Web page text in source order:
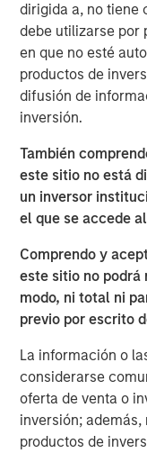
dirigida a, no tiene
debe utilizarse por
en que no esté
productos de
difusión de
inversión.
También
este sitio no está
un inversor
el que se accede
Comprendo y
este sitio no
modo, ni total ni
previo por escrito
La información o
considerarse
oferta de venta o
inversión;
productos de
QUARTERLY
Private
QUARTERLY
Private
QUARTERLY